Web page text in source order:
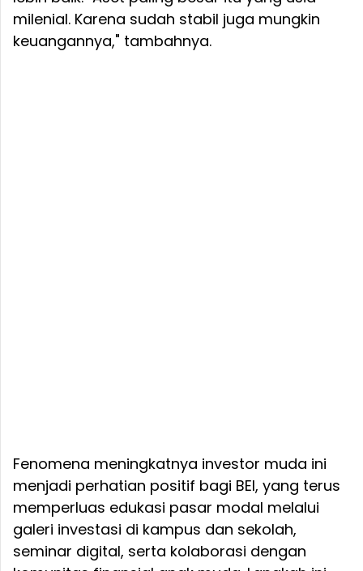
milenial. Karena sudah stabil juga mungkin
keuangannya," tambahnya.
Fenomena meningkatnya investor muda ini
menjadi perhatian positif bagi BEI, yang terus
memperluas edukasi pasar modal melalui
galeri investasi di kampus dan sekolah,
seminar digital, serta kolaborasi dengan